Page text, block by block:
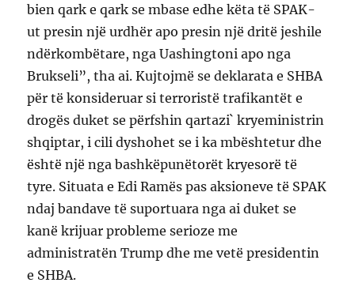
bien qark e qark se mbase edhe këta të SPAK-
ut presin një urdhër apo presin një dritë jeshile
ndërkombëtare, nga Uashingtoni apo nga
Brukseli”, tha ai. Kujtojmë se deklarata e SHBA
për të konsideruar si terroristë trafikantët e
drogës duket se përfshin qartazi` kryeministrin
shqiptar, i cili dyshohet se i ka mbështetur dhe
është një nga bashkëpunëtorët kryesorë të
tyre. Situata e Edi Ramës pas aksioneve të SPAK
ndaj bandave të suportuara nga ai duket se
kanë krijuar probleme serioze me
administratën Trump dhe me vetë presidentin
e SHBA.